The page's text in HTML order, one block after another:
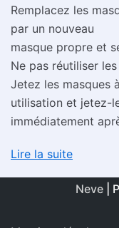
Remplacez les
par un nouveau
masque propre et
Ne pas réutiliser
Jetez les masques
utilisation et jetez-
immédiatement
Lire la suite
Neve|